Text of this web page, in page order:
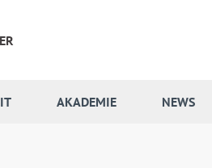
AKADEMIE NEWS